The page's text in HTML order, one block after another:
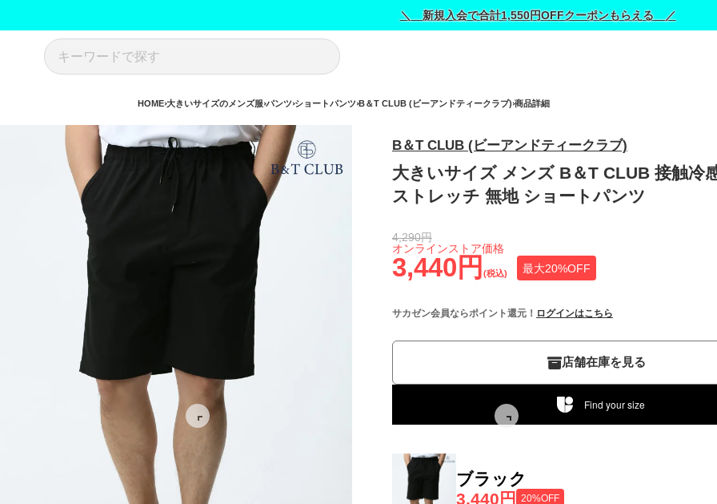
＼ 新規入会で合計1,550円OFFクーポンもらえる ／
HOME 大きいサイズのメンズ服 パンツ ショートパンツ B＆T CLUB (ビーアンドティークラブ) 商品詳細
B＆T CLUB (ビーアンドティークラブ)
大きいサイズ メンズ B＆T CLUB 接触冷
ストレッチ 無地 ショートパンツ
3,440円 (税込) 最大20%OFF
オンラインストア価格
4,290円
サカゼン会員ならポイント還元！ ログインはこちら
店舗在庫を見る
Find your size
ブラック
3,440円
20%OFF